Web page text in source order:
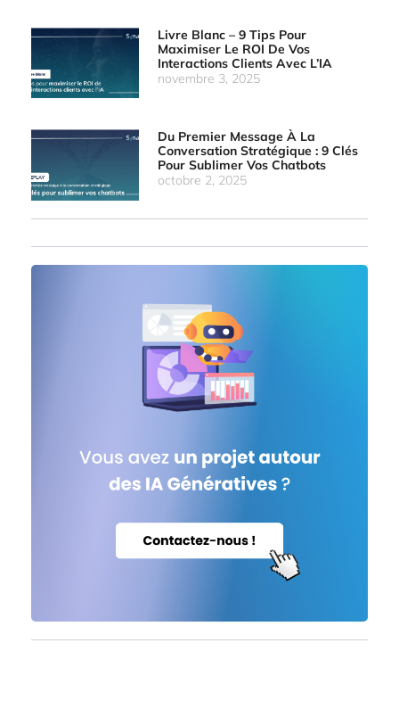
Livre Blanc – 9 Tips Pour
Maximiser Le ROI De Vos
Interactions Clients Avec L’IA
novembre 3, 2025
Du Premier Message À La
Conversation Stratégique : 9 Clés
Pour Sublimer Vos Chatbots
octobre 2, 2025